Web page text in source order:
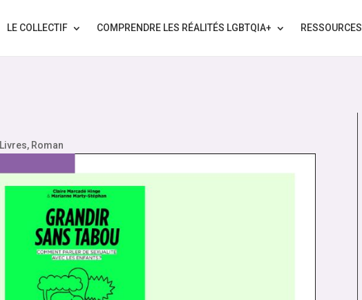
LE COLLECTIF COMPRENDRE LES RÉALITÉS LGBTQIA+ RESSOURCES
Livres, Roman